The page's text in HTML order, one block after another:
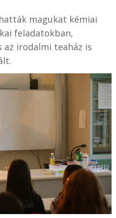
magukat kémiai
feladatokban,
irodalmi teaház is